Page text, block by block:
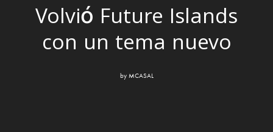
Volvió Future Islands
con un tema nuevo
by MCASAL